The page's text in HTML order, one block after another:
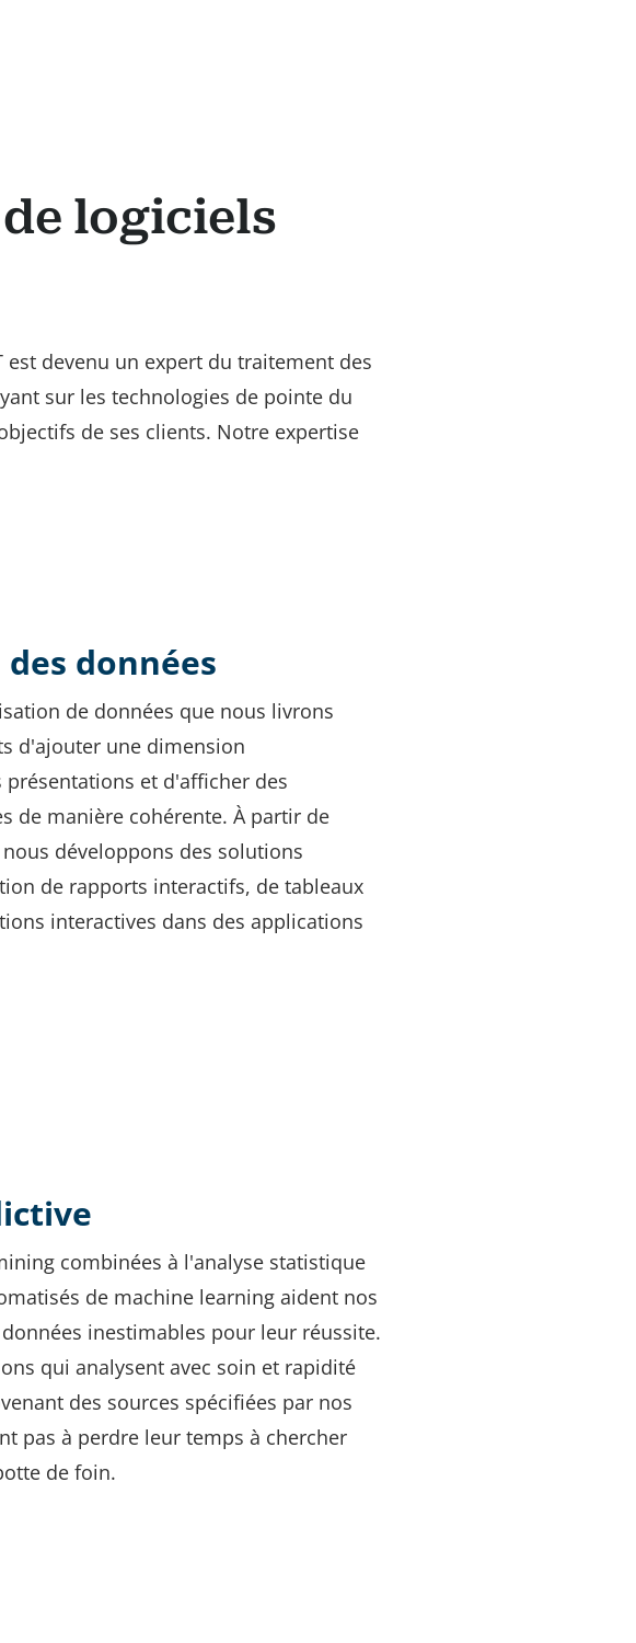
logiciels
est devenu un expert du traitement des
sur les technologies de pointe du
de ses clients. Notre expertise
données
de données que nous livrons
d'ajouter une dimension
et d'afficher des
de manière cohérente. À partir de
développons des solutions
de rapports interactifs, de tableaux
interactives dans des applications
combinées à l'analyse statistique
de machine learning aident nos
inestimables pour leur réussite.
qui analysent avec soin et rapidité
des sources spécifiées par nos
pas à perdre leur temps à chercher
de foin.